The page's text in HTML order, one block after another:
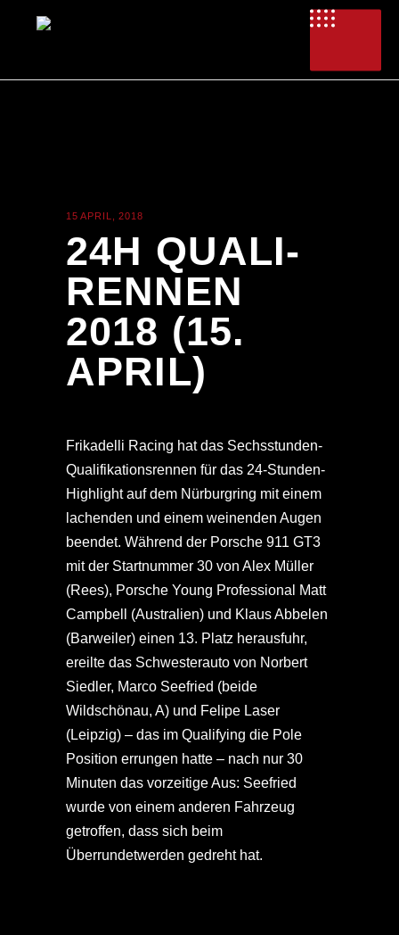
15 APRIL, 2018
24H QUALI-
RENNEN
2018 (15.
APRIL)
Frikadelli Racing hat das Sechsstunden-
Qualifikationsrennen für das 24-Stunden-
Highlight auf dem Nürburgring mit einem
lachenden und einem weinenden Augen
beendet. Während der Porsche 911 GT3
mit der Startnummer 30 von Alex Müller
(Rees), Porsche Young Professional Matt
Campbell (Australien) und Klaus Abbelen
(Barweiler) einen 13. Platz herausfuhr,
ereilte das Schwesterauto von Norbert
Siedler, Marco Seefried (beide
Wildschönau, A) und Felipe Laser
(Leipzig) – das im Qualifying die Pole
Position errungen hatte – nach nur 30
Minuten das vorzeitige Aus: Seefried
wurde von einem anderen Fahrzeug
getroffen, dass sich beim
Überrundetwerden gedreht hat.